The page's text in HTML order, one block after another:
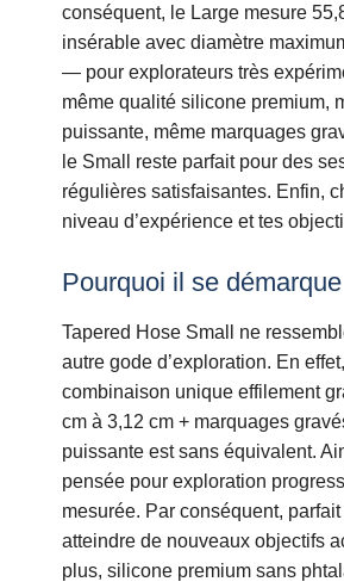
conséquent, le Large mesure
insérable avec diamètre
— pour explorateurs très
même qualité silicone premium,
puissante, même marquages
le Small reste parfait pour des
régulières satisfaisantes. Enfin,
niveau d’expérience et tes
Pourquoi il se démarque
Tapered Hose Small ne
autre gode d’exploration. En
combinaison unique effilement
cm à 3,12 cm + marquages
puissante est sans équivalent.
pensée pour exploration
mesurée. Par conséquent,
atteindre de nouveaux objectifs
plus, silicone premium sans